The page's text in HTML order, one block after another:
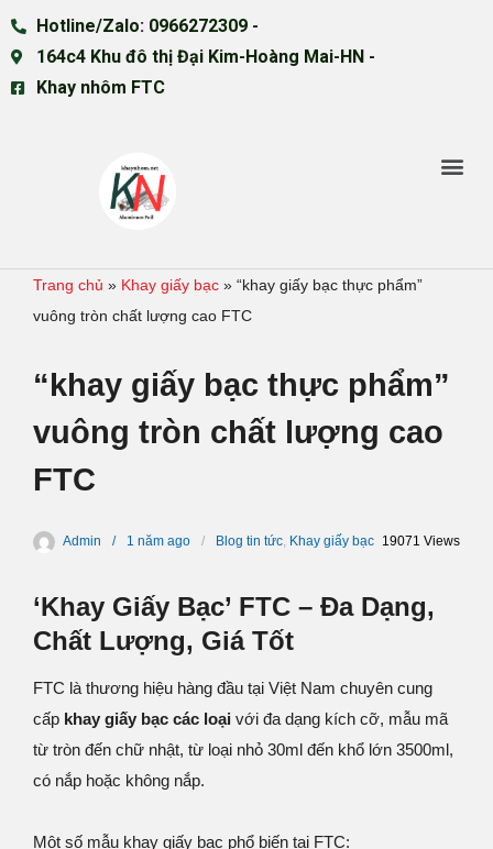
Hotline/Zalo: 0966272309 -
164c4 Khu đô thị Đại Kim-Hoàng Mai-HN -
Khay nhôm FTC
Trang chủ » Khay giấy bạc » “khay giấy bạc thực phẩm”
vuông tròn chất lượng cao FTC
“khay giấy bạc thực phẩm”
vuông tròn chất lượng cao
FTC
Admin 1 năm ago Blog tin tức, Khay giấy bạc 19071 Views
‘Khay Giấy Bạc’ FTC – Đa Dạng,
Chất Lượng, Giá Tốt
FTC là thương hiệu hàng đầu tại Việt Nam chuyên cung
cấp khay giấy bạc các loại với đa dạng kích cỡ, mẫu mã
từ tròn đến chữ nhật, từ loại nhỏ 30ml đến khổ lớn 3500ml,
có nắp hoặc không nắp.
Một số mẫu khay giấy bạc phổ biến tại FTC: